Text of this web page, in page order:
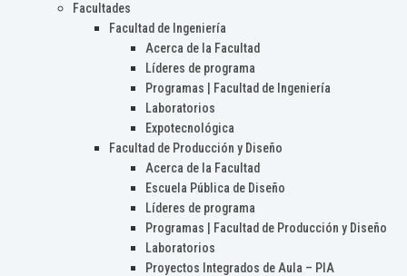
Facultades
Facultad de Ingeniería
Acerca de la Facultad
Líderes de programa
Programas | Facultad de Ingeniería
Laboratorios
Expotecnológica
Facultad de Producción y Diseño
Acerca de la Facultad
Escuela Pública de Diseño
Líderes de programa
Programas | Facultad de Producción y Diseño
Laboratorios
Proyectos Integrados de Aula – PIA